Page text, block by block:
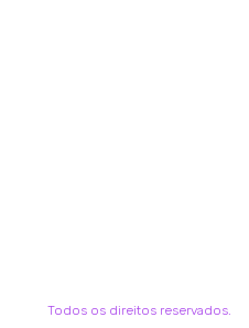
Todos os direitos reservados.